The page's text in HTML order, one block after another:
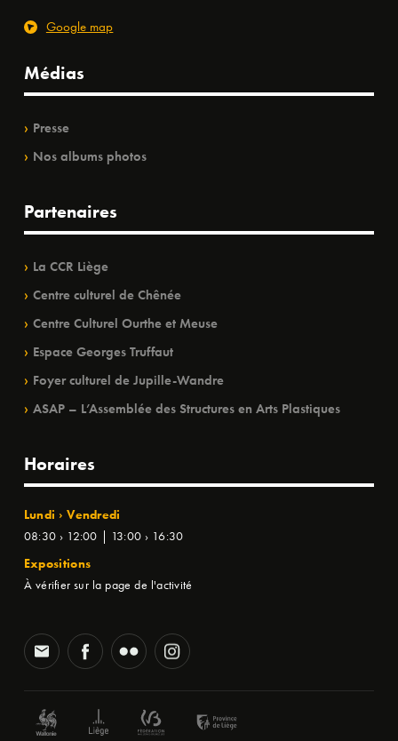
Google map
Médias
Presse
Nos albums photos
Partenaires
La CCR Liège
Centre culturel de Chênée
Centre Culturel Ourthe et Meuse
Espace Georges Truffaut
Foyer culturel de Jupille-Wandre
ASAP – L’Assemblée des Structures en Arts Plastiques
Horaires
Lundi › Vendredi
08:30 › 12:00 | 13:00 › 16:30
Expositions
À vérifier sur la page de l'activité